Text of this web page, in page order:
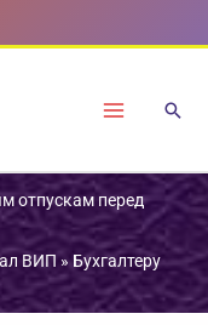
отпускам перед
ВИП»Бухгалтеру